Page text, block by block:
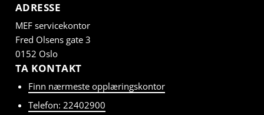
ADRESSE
MEF servicekontor
Fred Olsens gate 3
0152 Oslo
TA KONTAKT
Finn nærmeste opplæringskontor
Telefon: 22402900